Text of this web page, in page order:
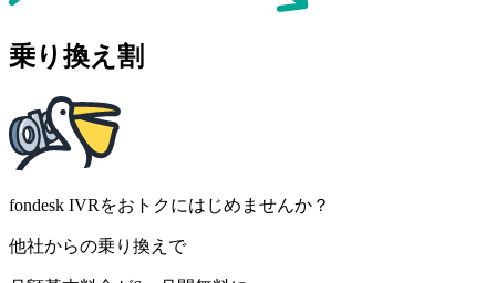
乗り換え割
fondesk IVRをおトクにはじめませんか？
他社からの乗り換えで